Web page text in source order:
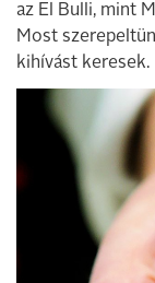
az El Bulli, mint
Most
kihívást keresek.